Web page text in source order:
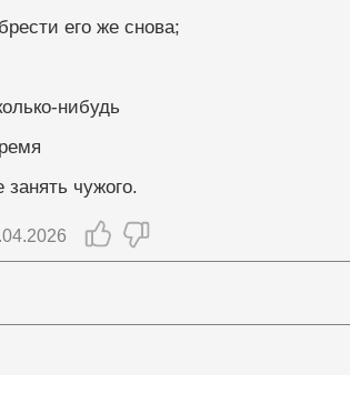
его же снова;
нибудь
чужого.